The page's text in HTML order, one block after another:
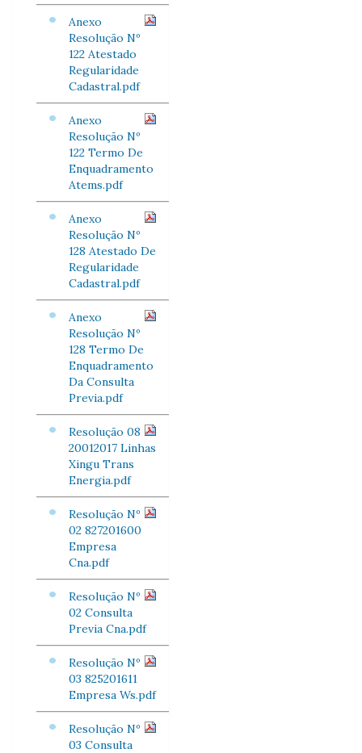
Anexo
Resolução Nº
122 Atestado
Regularidade
Cadastral.pdf
Anexo
Resolução Nº
122 Termo De
Enquadramento
Atems.pdf
Anexo
Resolução Nº
128 Atestado De
Regularidade
Cadastral.pdf
Anexo
Resolução Nº
128 Termo De
Enquadramento
Da Consulta
Previa.pdf
Resolução 08
20012017 Linhas
Xingu Trans
Energia.pdf
Resolução Nº
02 827201600
Empresa
Cna.pdf
Resolução Nº
02 Consulta
Previa Cna.pdf
Resolução Nº
03 825201611
Empresa Ws.pdf
Resolução Nº
03 Consulta